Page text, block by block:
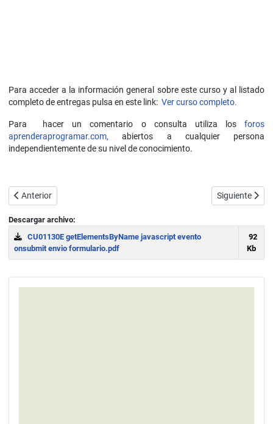
Para acceder a la información general sobre este curso y al listado
completo de entregas pulsa en este link: Ver curso completo.
Para hacer un comentario o consulta utiliza losforos
aprenderaprogramar.com, abiertos a cualquier persona
independientemente de su nivel de conocimiento.
Artículo anterior: Cambiar CSS con JavaScript: lista o tabla de
Anterior Artículo
Siguiente
Descargar archivo:
CU01130E getElementsByName javascript evento
onsubmit envio formulario.pdf
92
Kb